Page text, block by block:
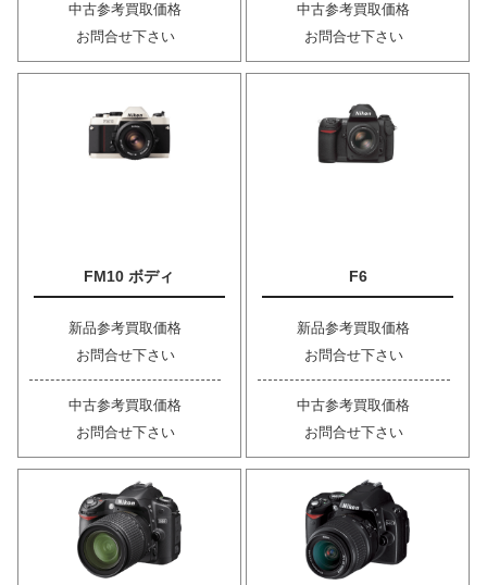
中古参考買取価格
お問合せ下さい
中古参考買取価格
お問合せ下さい
FM10 ボディ
新品参考買取価格
お問合せ下さい
中古参考買取価格
お問合せ下さい
F6
新品参考買取価格
お問合せ下さい
中古参考買取価格
お問合せ下さい